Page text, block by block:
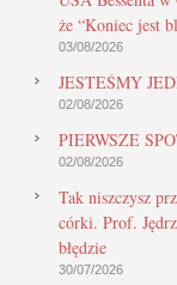
że “Koniec jest
03/08/2026
JESTEŚMY
02/08/2026
PIERWSZE
02/08/2026
Tak niszczysz
córki. Prof.
błędzie
30/07/2026